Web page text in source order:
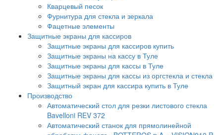
Кварцевый песок
Фурнитура для стекла и зеркала
Фацетные элементы
Защитные экраны для кассиров
Защитные экраны для кассиров купить
Защитные экраны на кассу в Туле
Защитные экраны для кассы в Туле
Защитные экраны для кассы из оргстекла и стекла
Защитный экран для кассира купить в Туле
Производство
Автоматический стол для резки листового стекла
Bavelloni REV 372
Автоматический станок для прямолинейной